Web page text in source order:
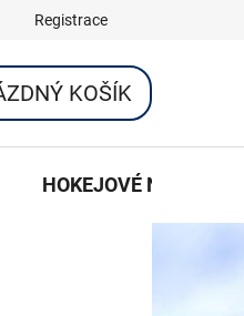
Registrace
KOŠÍK
HOKEJOVÉ NOŽE